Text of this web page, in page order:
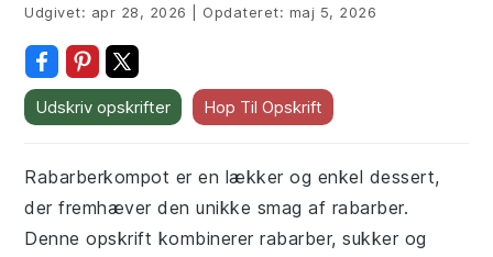
Udgivet: apr 28, 2026 Opdateret: maj 5, 2026
Udskriv opskrifter Hop Til Opskrift
Rabarberkompot er en lækker og enkel dessert,
der fremhæver den unikke smag af rabarber.
Denne opskrift kombinerer rabarber, sukker og